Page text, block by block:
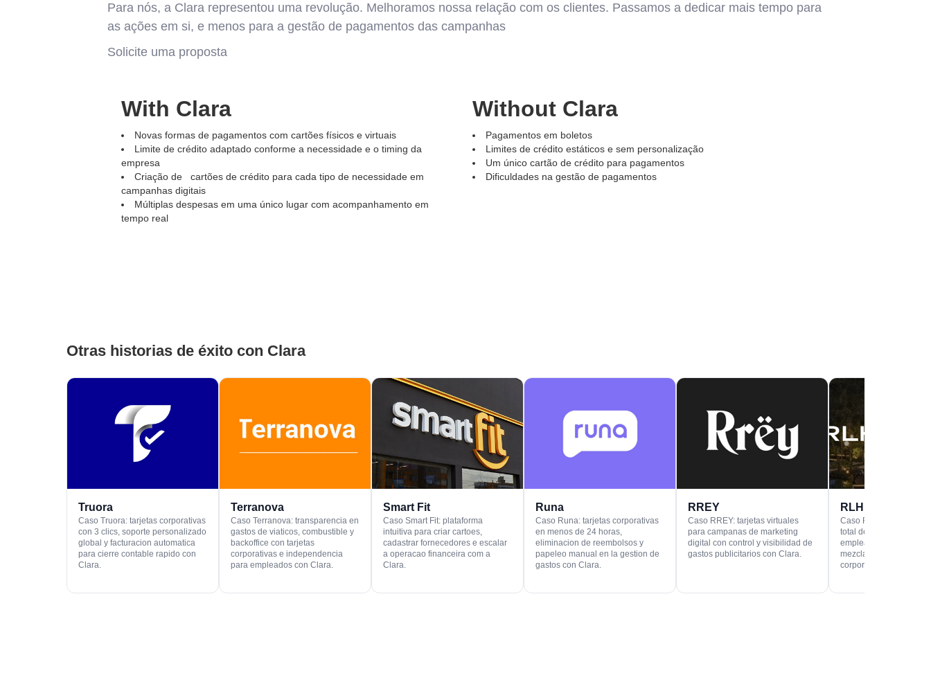
Para nós, a Clara representou uma revolução. Melhoramos nossa relação com os clientes. Passamos a dedicar mais tempo para
as ações em si, e menos para a gestão de pagamentos das campanhas
Solicite uma proposta
With Clara
Novas formas de pagamentos com cartões físicos e virtuais
Limite de crédito adaptado conforme a necessidade e o timing da
empresa
Criação de cartões de crédito para cada tipo de necessidade em
campanhas digitais
Múltiplas despesas em uma único lugar com acompanhamento em
tempo real
Without Clara
Pagamentos em boletos
Limites de crédito estáticos e sem personalização
Um único cartão de crédito para pagamentos
Dificuldades na gestão de pagamentos
Otras historias de éxito con Clara
Truora
Caso Truora: tarjetas corporativas
con 3 clics, soporte personalizado
global y facturacion automatica
para cierre contable rapido con
Clara.
Terranova
Caso Terranova: transparencia en
gastos de viaticos, combustible y
backoffice con tarjetas
corporativas e independencia
para empleados con Clara.
Smart Fit
Caso Smart Fit: plataforma
intuitiva para criar cartoes,
cadastrar fornecedores e escalar
a operacao financeira com a
Clara.
Runa
Caso Runa: tarjetas corporativas
en menos de 24 horas,
eliminacion de reembolsos y
papeleo manual en la gestion de
gastos con Clara.
RREY
Caso RREY: tarjetas virtuales
para campanas de marketing
digital con control y visibilidad de
gastos publicitarios con Clara.
RLH Properties
Caso RLH Properties:
total de transacciones
empleado y por
mezclar gastos
corporativos con Clara.